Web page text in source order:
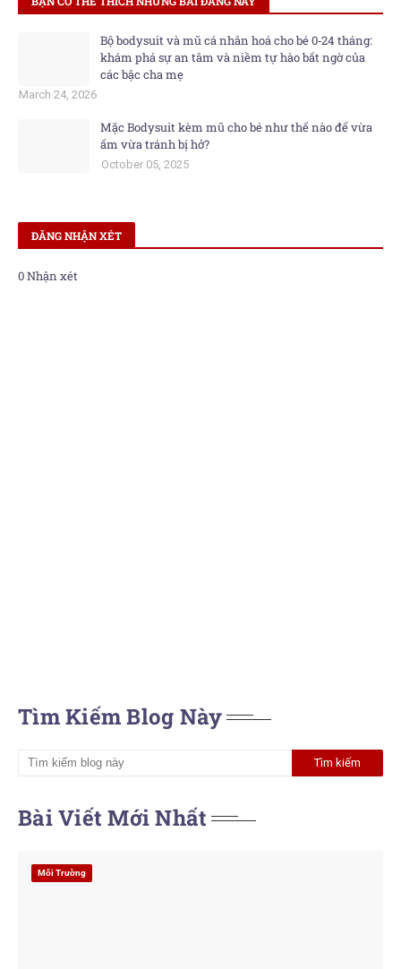
Bộ bodysuit và mũ cá nhân hoá cho bé 0‑24 tháng:
khám phá sự an tâm và niềm tự hào bất ngờ của
các bậc cha mẹ
March 24, 2026
Mặc Bodysuit kèm mũ cho bé như thế nào để vừa
ấm vừa tránh bị hở?
October 05, 2025
ĐĂNG NHẬN XÉT
0 Nhận xét
Tìm Kiếm Blog Này
Bài Viết Mới Nhất
Môi Trường